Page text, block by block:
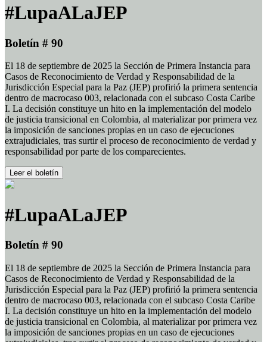
#LupaALaJEP
Boletín # 90
El 18 de septiembre de 2025 la Sección de Primera Instancia para
Casos de Reconocimiento de Verdad y Responsabilidad de la
Jurisdicción Especial para la Paz (JEP) profirió la primera sentencia
dentro de macrocaso 003, relacionada con el subcaso Costa Caribe
I. La decisión constituye un hito en la implementación del modelo
de justicia transicional en Colombia, al materializar por primera vez
la imposición de sanciones propias en un caso de ejecuciones
extrajudiciales, tras surtir el proceso de reconocimiento de verdad y
responsabilidad por parte de los comparecientes.
Leer el boletín
#LupaALaJEP
Boletín # 90
El 18 de septiembre de 2025 la Sección de Primera Instancia para
Casos de Reconocimiento de Verdad y Responsabilidad de la
Jurisdicción Especial para la Paz (JEP) profirió la primera sentencia
dentro de macrocaso 003, relacionada con el subcaso Costa Caribe
I. La decisión constituye un hito en la implementación del modelo
de justicia transicional en Colombia, al materializar por primera vez
la imposición de sanciones propias en un caso de ejecuciones